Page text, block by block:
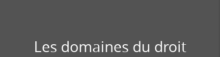
Les domaines du droit